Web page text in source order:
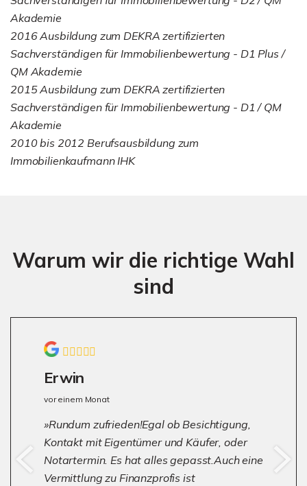
Akademie
2016 Ausbildung zum DEKRA zertifizierten
Sachverständigen für Immobilienbewertung - D1 Plus /
QM Akademie
2015 Ausbildung zum DEKRA zertifizierten
Sachverständigen für Immobilienbewertung - D1 / QM
Akademie
2010 bis 2012 Berufsausbildung zum
Immobilienkaufmann IHK
Warum wir die richtige Wahl
sind
Erwin
vor einem Monat
Rundum zufrieden!Egal ob Besichtigung,
Kontakt mit Eigentümer und Käufer, oder
Notartermin. Es hat alles gepasst.Auch eine
Vermittlung zu Finanzprofis ist